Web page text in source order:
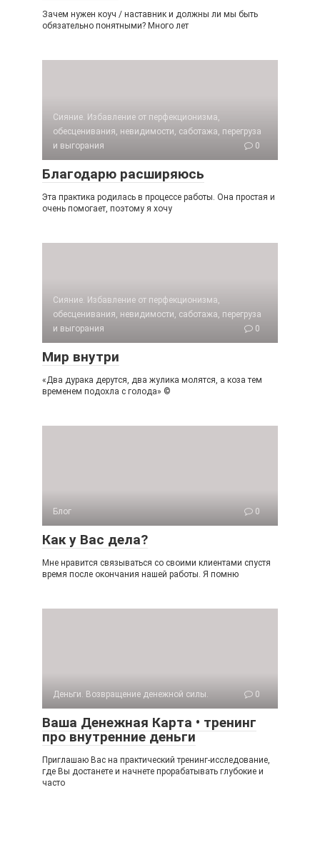
Зачем нужен коуч / наставник и должны ли мы быть
обязательно понятными? Много лет
Сияние. Избавление от перфекционизма,
обесценивания, невидимости, саботажа, перегруза
и выгорания
0
Благодарю расширяюсь
Эта практика родилась в процессе работы. Она простая и
очень помогает, поэтому я хочу
Сияние. Избавление от перфекционизма,
обесценивания, невидимости, саботажа, перегруза
и выгорания
0
Мир внутри
«Два дурака дерутся, два жулика молятся, а коза тем
временем подохла с голода» ©
Блог 0
Как у Вас дела?
Мне нравится связываться со своими клиентами спустя
время после окончания нашей работы. Я помню
Деньги. Возвращение денежной силы. 0
Ваша Денежная Карта • тренинг
про внутренние деньги
Приглашаю Вас на практический тренинг-исследование,
где Вы достанете и начнете прорабатывать глубокие и
часто